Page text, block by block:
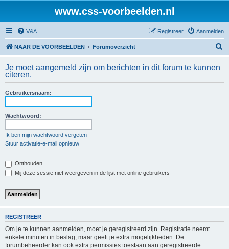
www.css-voorbeelden.nl
V&A Aanmelden
Registreer
NAAR DE VOORBEELDEN Forumoverzicht
k
Je moet aangemeld zijn om berichten in dit forum te kunnen
citeren.
Gebruikersnaam:
Wachtwoord:
Ik ben mijn wachtwoord vergeten
Stuur activatie-e-mail opnieuw
Onthouden
Mij deze sessie niet weergeven in de lijst met online gebruikers
REGISTREER
Om je te kunnen aanmelden, moet je geregistreerd zijn. Registratie neemt
enkele minuten in beslag, maar geeft je extra mogelijkheden. De
forumbeheerder kan ook extra permissies toestaan aan geregistreerde